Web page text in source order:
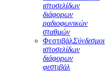
ιστοσελίδων
διάφορων
ραδιοφωνικών
σταθμών
ΦεστιβάλΣύνδεσμοι
ιστοσελίδων
διάφορων
φεστιβάλ